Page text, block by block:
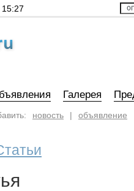
15:27
Галерея
новость | объявление